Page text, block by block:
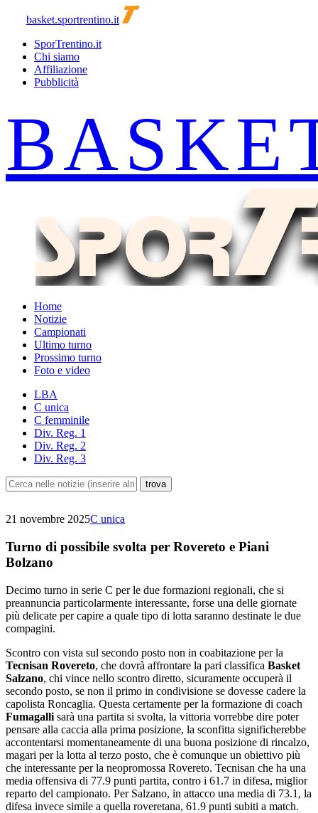
basket.sportrentino.it
SporTrentino.it
Chi siamo
Affiliazione
Pubblicità
Home
Notizie
Campionati
Ultimo turno
Prossimo turno
Foto e video
LBA
C unica
C femminile
Div. Reg. 1
Div. Reg. 2
Div. Reg. 3
21 novembre 2025C unica
Turno di possibile svolta per Rovereto e Piani
Bolzano
Decimo turno in serie C per le due formazioni regionali, che si
preannuncia particolarmente interessante, forse una delle giornate
più delicate per capire a quale tipo di lotta saranno destinate le due
compagini.
Scontro con vista sul secondo posto non in coabitazione per la
Tecnisan Rovereto, che dovrà affrontare la pari classifica Basket
Salzano, chi vince nello scontro diretto, sicuramente occuperà il
secondo posto, se non il primo in condivisione se dovesse cadere la
capolista Roncaglia. Questa certamente per la formazione di coach
Fumagalli sarà una partita si svolta, la vittoria vorrebbe dire poter
pensare alla caccia alla prima posizione, la sconfitta significherebbe
accontentarsi momentaneamente di una buona posizione di rincalzo,
magari per la lotta al terzo posto, che è comunque un obiettivo più
che interessante per la neopromossa Rovereto. Tecnisan che ha una
media offensiva di 77.9 punti partita, contro i 61.7 in difesa, miglior
reparto del campionato. Per Salzano, in attacco una media di 73.1, la
difesa invece simile a quella roveretana, 61.9 punti subiti a match.